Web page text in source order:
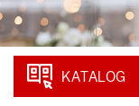
KATALOG